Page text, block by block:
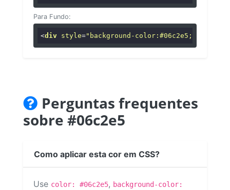
Para Fundo:
<div style="background-color:#06c2e5;"
Perguntas frequentes
sobre #06c2e5
Como aplicar esta cor em CSS?
Use color: #06c2e5, background-color: